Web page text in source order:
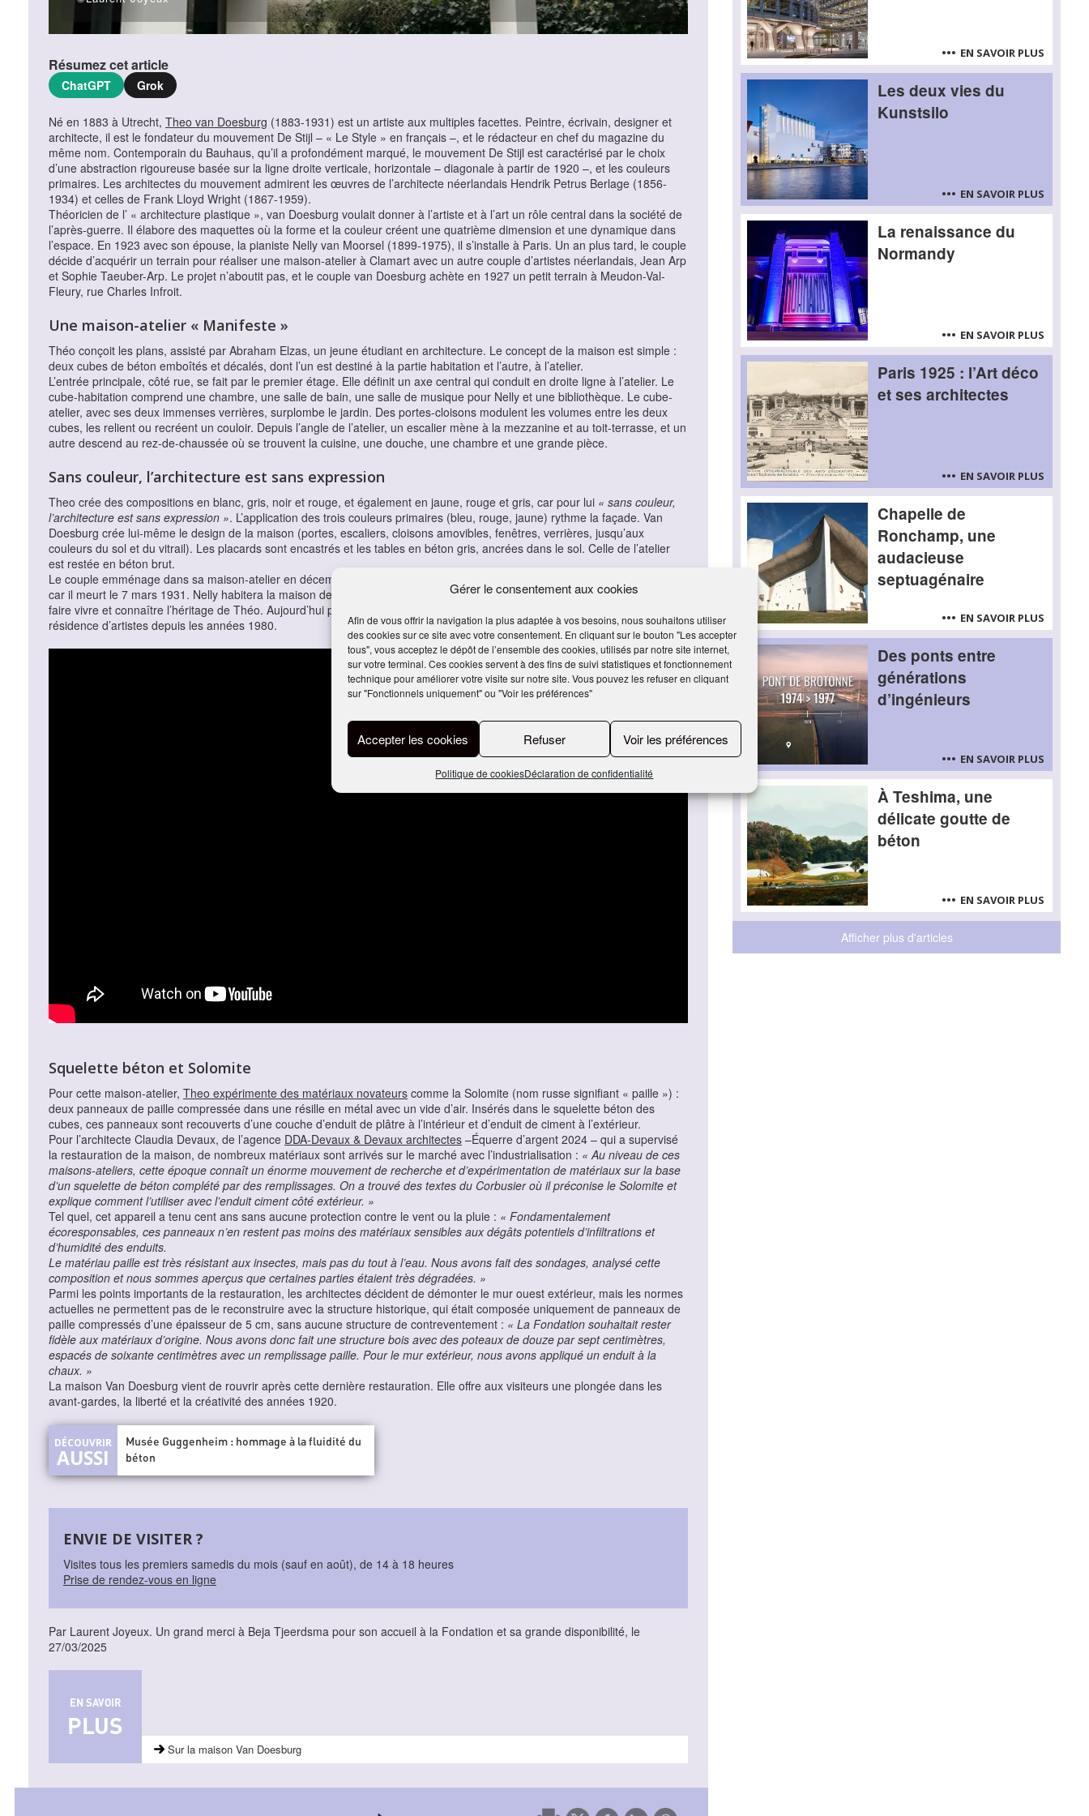
Gérer le consentement aux cookies
Afin de vous offrir la navigation la plus adaptée à vos besoins, nous souhaitons utiliser
des cookies sur ce site avec votre consentement. En cliquant sur le bouton "Les accepter
tous", vous acceptez le dépôt de l’ensemble des cookies, utilisés par notre site internet,
sur votre terminal. Ces cookies servent à des fins de suivi statistiques et fonctionnement
technique pour améliorer votre visite sur notre site. Vous pouvez les refuser en cliquant
sur "Fonctionnels uniquement" ou "Voir les préférences"
Accepter les cookies Refuser Voir les préférences
Politique de cookiesDéclaration de confidentialité
Résumez cet article
ChatGPT Grok
Né en 1883 à Utrecht, Theo van Doesburg (1883-1931) est un artiste aux multiples facettes. Peintre, écrivain, designer et
architecte, il est le fondateur du mouvement De Stijl – « Le Style » en français –, et le rédacteur en chef du magazine du
même nom. Contemporain du Bauhaus, qu’il a profondément marqué, le mouvement De Stijl est caractérisé par le choix
d’une abstraction rigoureuse basée sur la ligne droite verticale, horizontale – diagonale à partir de 1920 –, et les couleurs
primaires. Les architectes du mouvement admirent les œuvres de l’architecte néerlandais Hendrik Petrus Berlage (1856-
1934) et celles de Frank Lloyd Wright (1867-1959).
Théoricien de l’ « architecture plastique », van Doesburg voulait donner à l’artiste et à l’art un rôle central dans la société de
l’après-guerre. Il élabore des maquettes où la forme et la couleur créent une quatrième dimension et une dynamique dans
l’espace. En 1923 avec son épouse, la pianiste Nelly van Moorsel (1899-1975), il s’installe à Paris. Un an plus tard, le couple
décide d’acquérir un terrain pour réaliser une maison-atelier à Clamart avec un autre couple d’artistes néerlandais, Jean Arp
et Sophie Taeuber-Arp. Le projet n’aboutit pas, et le couple van Doesburg achète en 1927 un petit terrain à Meudon-Val-
Fleury, rue Charles Infroit.
Une maison-atelier « Manifeste »
Théo conçoit les plans, assisté par Abraham Elzas, un jeune étudiant en architecture. Le concept de la maison est simple :
deux cubes de béton emboîtés et décalés, dont l’un est destiné à la partie habitation et l’autre, à l’atelier.
L’entrée principale, côté rue, se fait par le premier étage. Elle définit un axe central qui conduit en droite ligne à l’atelier. Le
cube-habitation comprend une chambre, une salle de bain, une salle de musique pour Nelly et une bibliothèque. Le cube-
atelier, avec ses deux immenses verrières, surplombe le jardin. Des portes-cloisons modulent les volumes entre les deux
cubes, les relient ou recréent un couloir. Depuis l’angle de l’atelier, un escalier mène à la mezzanine et au toit-terrasse, et un
autre descend au rez-de-chaussée où se trouvent la cuisine, une douche, une chambre et une grande pièce.
Sans couleur, l’architecture est sans expression
Theo crée des compositions en blanc, gris, noir et rouge, et également en jaune, rouge et gris, car pour lui « sans couleur,
l’architecture est sans expression ». L’application des trois couleurs primaires (bleu, rouge, jaune) rythme la façade. Van
Doesburg crée lui-même le design de la maison (portes, escaliers, cloisons amovibles, fenêtres, verrières, jusqu’aux
couleurs du sol et du vitrail). Les placards sont encastrés et les tables en béton gris, ancrées dans le sol. Celle de l’atelier
est restée en béton brut.
Le couple emménage dans sa maison-atelier en décembre 1930, mais Théo van Doesburg n’y vivra que quelques semaines
car il meurt le 7 mars 1931. Nelly habitera la maison de Meudon jusqu’à sa mort, en 1975. Elle se donne pour mission de
faire vivre et connaître l’héritage de Théo. Aujourd’hui propriété de l’État néerlandais, la maison Van Doesburg est une
résidence d’artistes depuis les années 1980.
Squelette béton et Solomite
Pour cette maison-atelier, Theo expérimente des matériaux novateurs comme la Solomite (nom russe signifiant « paille ») :
deux panneaux de paille compressée dans une résille en métal avec un vide d’air. Insérés dans le squelette béton des
cubes, ces panneaux sont recouverts d’une couche d’enduit de plâtre à l’intérieur et d’enduit de ciment à l’extérieur.
Pour l’architecte Claudia Devaux, de l’agence DDA-Devaux & Devaux architectes –Équerre d’argent 2024 – qui a supervisé
la restauration de la maison, de nombreux matériaux sont arrivés sur le marché avec l’industrialisation : « Au niveau de ces
maisons-ateliers, cette époque connaît un énorme mouvement de recherche et d’expérimentation de matériaux sur la base
d’un squelette de béton complété par des remplissages. On a trouvé des textes du Corbusier où il préconise le Solomite et
explique comment l’utiliser avec l’enduit ciment côté extérieur. »
Tel quel, cet appareil a tenu cent ans sans aucune protection contre le vent ou la pluie : « Fondamentalement
écoresponsables, ces panneaux n’en restent pas moins des matériaux sensibles aux dégâts potentiels d’infiltrations et
d’humidité des enduits.
Le matériau paille est très résistant aux insectes, mais pas du tout à l’eau. Nous avons fait des sondages, analysé cette
composition et nous sommes aperçus que certaines parties étaient très dégradées. »
Parmi les points importants de la restauration, les architectes décident de démonter le mur ouest extérieur, mais les normes
actuelles ne permettent pas de le reconstruire avec la structure historique, qui était composée uniquement de panneaux de
paille compressés d’une épaisseur de 5 cm, sans aucune structure de contreventement : « La Fondation souhaitait rester
fidèle aux matériaux d’origine. Nous avons donc fait une structure bois avec des poteaux de douze par sept centimètres,
espacés de soixante centimètres avec un remplissage paille. Pour le mur extérieur, nous avons appliqué un enduit à la
chaux. »
La maison Van Doesburg vient de rouvrir après cette dernière restauration. Elle offre aux visiteurs une plongée dans les
avant-gardes, la liberté et la créativité des années 1920.
Musée Guggenheim : hommage à la fluidité du
béton
ENVIE DE VISITER ?
Visites tous les premiers samedis du mois (sauf en août), de 14 à 18 heures
Prise de rendez-vous en ligne
Par Laurent Joyeux. Un grand merci à Beja Tjeerdsma pour son accueil à la Fondation et sa grande disponibilité, le
27/03/2025
EN SAVOIR
PLUS
Sur la maison Van Doesburg
EN SAVOIR PLUS
Les deux vies du
Kunstsilo
EN SAVOIR PLUS
La renaissance du
Normandy
EN SAVOIR PLUS
Paris 1925 : l’Art déco
et ses architectes
EN SAVOIR PLUS
Chapelle de
Ronchamp, une
audacieuse
septuagénaire
EN SAVOIR PLUS
Des ponts entre
générations
d’ingénieurs
EN SAVOIR PLUS
À Teshima, une
délicate goutte de
béton
EN SAVOIR PLUS
Afficher plus d'articles